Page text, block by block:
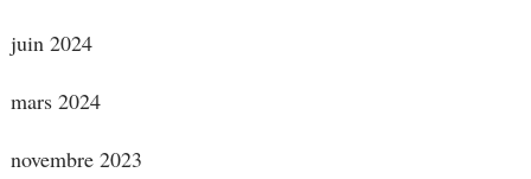
juin 2024
mars 2024
novembre 2023